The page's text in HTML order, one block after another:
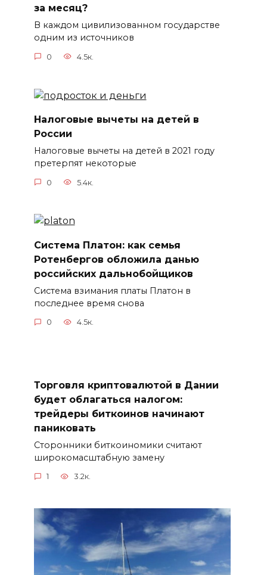
за месяц?
В каждом цивилизованном государстве
одним из источников
0 4.5к.
Налоговые вычеты на детей в
России
Налоговые вычеты на детей в 2021 году
претерпят некоторые
0 5.4к.
Система Платон: как семья
Ротенбергов обложила данью
российских дальнобойщиков
Система взимания платы Платон в
последнее время снова
0 4.5к.
Торговля криптовалютой в Дании
будет облагаться налогом:
трейдеры биткоинов начинают
паниковать
Сторонники биткоиномики считают
широкомасштабную замену
1 3.2к.